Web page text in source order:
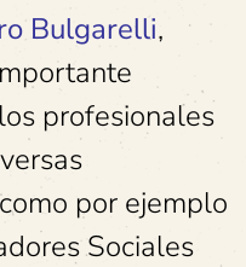
Bulgarelli,
profesionales
por ejemplo
Sociales